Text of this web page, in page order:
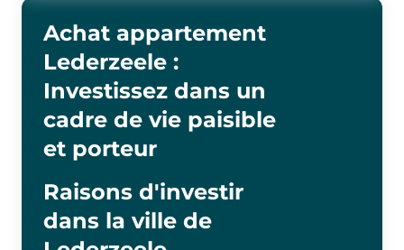
Achat appartement
Lederzeele :
Investissez dans un
cadre de vie paisible
et porteur
Raisons d'investir
dans la ville de